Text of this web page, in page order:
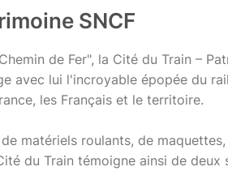
SNCF
de Fer", la Cité du Train –
avec lui l'incroyable épopée du
les Français et le territoire.
matériels roulants, de maquettes,
du Train témoigne ainsi de deux